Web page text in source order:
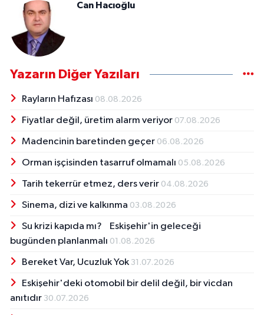
Can Hacıoğlu
Yazarın Diğer Yazıları
Rayların Hafızası 08.08.2026
Fiyatlar değil, üretim alarm veriyor 07.08.2026
Madencinin baretinden geçer 06.08.2026
Orman işçisinden tasarruf olmamalı 05.08.2026
Tarih tekerrür etmez, ders verir 04.08.2026
Sinema, dizi ve kalkınma 03.08.2026
Su krizi kapıda mı? Eskişehir'in geleceği
bugünden planlanmalı 01.08.2026
Bereket Var, Ucuzluk Yok 31.07.2026
Eskişehir'deki otomobil bir delil değil, bir vicdan
anıtıdır 30.07.2026